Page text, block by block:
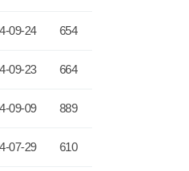
09-24 654
09-23 664
09-09 889
07-29 610